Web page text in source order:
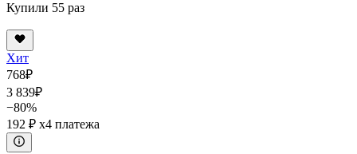
Купили 55 раз
Хит
768₽
3 839₽
−80%
192 ₽ x4 платежа